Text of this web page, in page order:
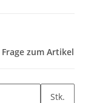
Frage zum Artikel
Stk.